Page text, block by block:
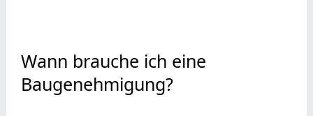
Wann brauche ich eine
Baugenehmigung?